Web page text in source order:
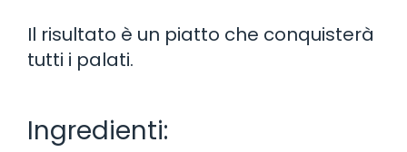
Il risultato è un piatto che conquisterà
tutti i palati.
Ingredienti: